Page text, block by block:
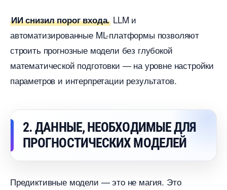
ИИ снизил порог входа. LLM и
автоматизированные ML-платформы позволяют
строить прогнозные модели без глубокой
математической подготовки — на уровне настройки
параметров и интерпретации результатов.
2. ДАННЫЕ, НЕОБХОДИМЫЕ ДЛЯ
ПРОГНОСТИЧЕСКИХ МОДЕЛЕЙ
Предиктивные модели — это не магия. Это